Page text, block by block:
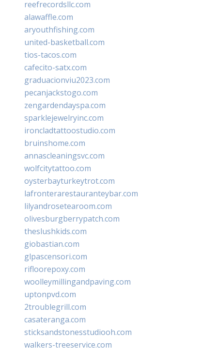
reefrecordsllc.com
alawaffle.com
aryouthfishing.com
united-basketball.com
tios-tacos.com
cafecito-satx.com
graduacionviu2023.com
pecanjackstogo.com
zengardendayspa.com
sparklejewelryinc.com
ironcladtattoostudio.com
bruinshome.com
annascleaningsvc.com
wolfcitytattoo.com
oysterbayturkeytrot.com
lafronterarestauranteybar.com
lilyandrosetearoom.com
olivesburgberrypatch.com
theslushkids.com
giobastian.com
glpascensori.com
rifloorepoxy.com
woolleymillingandpaving.com
uptonpvd.com
2troublegrill.com
casateranga.com
sticksandstonesstudiooh.com
walkers-treeservice.com